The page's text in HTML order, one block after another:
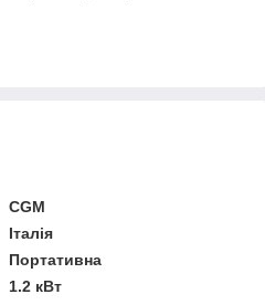
CGM
Італія
Портативна
1.2 кВт